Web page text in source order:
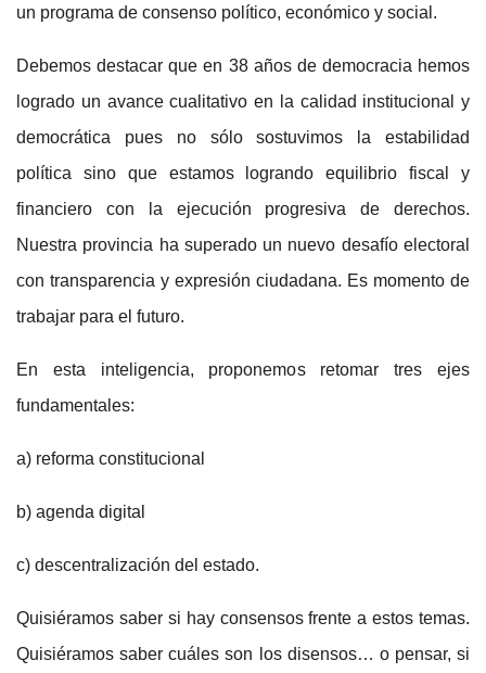
un programa de consenso político, económico y social.
Debemos destacar que en 38 años de democracia hemos
logrado un avance cualitativo en la calidad institucional y
democrática pues no sólo sostuvimos la estabilidad
política sino que estamos logrando equilibrio fiscal y
financiero con la ejecución progresiva de derechos.
Nuestra provincia ha superado un nuevo desafío electoral
con transparencia y expresión ciudadana. Es momento de
trabajar para el futuro.
En esta inteligencia, proponemos retomar tres ejes
fundamentales:
a) reforma constitucional
b) agenda digital
c) descentralización del estado.
Quisiéramos saber si hay consensos frente a estos temas.
Quisiéramos saber cuáles son los disensos… o pensar, si